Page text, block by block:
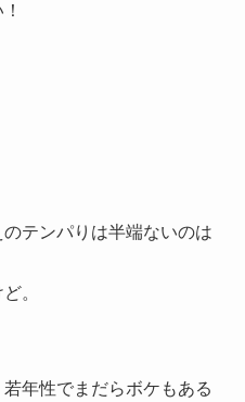
テンパりは半端ないのは
。
年性でまだらボケもある